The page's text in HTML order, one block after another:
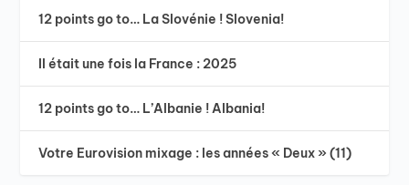
12 points go to… La Slovénie ! Slovenia!
Il était une fois la France : 2025
12 points go to… L’Albanie ! Albania!
Votre Eurovision mixage : les années « Deux » (11)